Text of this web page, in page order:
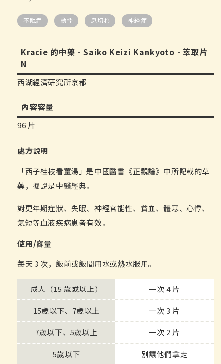
檔 不眠症 動悸 息切れ 神経症
Kracie 的中藥 - Saiko Keizi Kankyoto - 萃取片
N
西湖經濟研究所京都
內容容量
96 片
處方說明
「西子桂枝看薑湯」是中國醫書《正觀論》中所記載的草
藥，據說是中醫經典。
對更年期症狀、失眠、神經官能性、貧血、體寒、心悸、
氣短等血液疾病患者有效。
使用/容量
每天 3 次，飯前或飯間用水或熱水服用。
成人（15 歲或以上） 一次 4 片
15歲以下、7歲以上 一次 3 片
7歲以下、5歲以上 一次 2 片
5歲以下 別讓他們拿走